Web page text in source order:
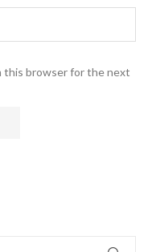
this browser for the next